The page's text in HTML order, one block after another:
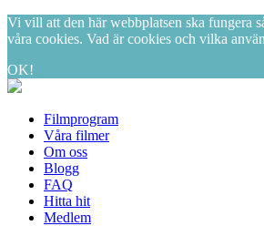
Vi vill att den här webbplatsen ska fungera
våra cookies. Vad är cookies och vilka
OK!
Filmprogram
Våra filmer
Om oss
Blogg
FAQ
Hitta hit
Medlem